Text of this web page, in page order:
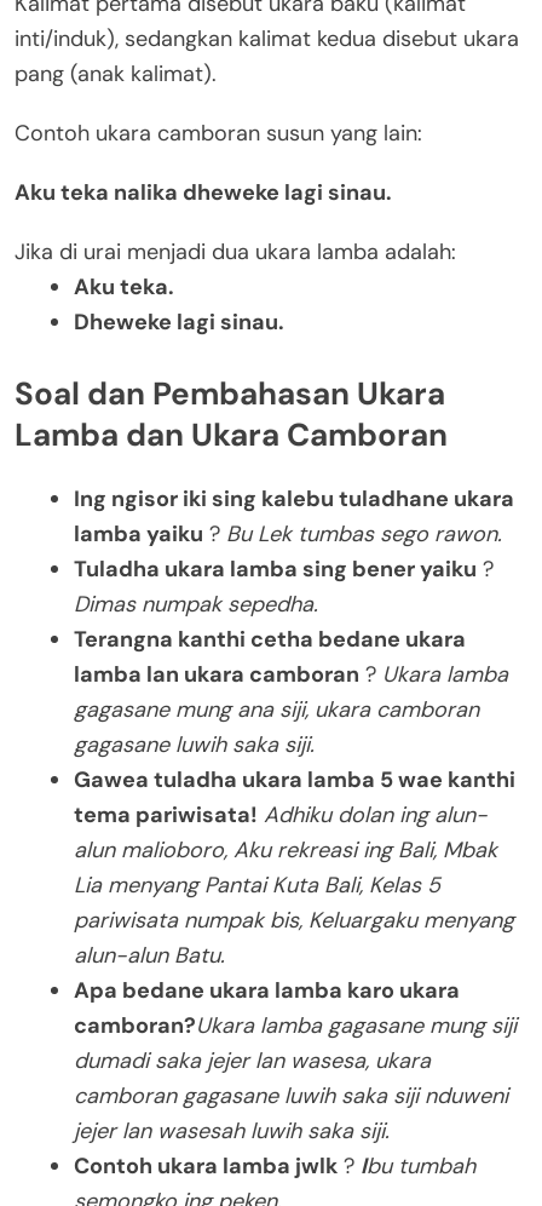
inti/induk), sedangkan kalimat kedua disebut ukara
pang (anak kalimat).
Contoh ukara camboran susun yang lain:
Aku teka nalika dheweke lagi sinau.
Jika di urai menjadi dua ukara lamba adalah:
Aku teka.
Dheweke lagi sinau.
Soal dan Pembahasan Ukara
Lamba dan Ukara Camboran
Ing ngisor iki sing kalebu tuladhane ukara
lamba yaiku ? Bu Lek tumbas sego rawon.
Tuladha ukara lamba sing bener yaiku ?
Dimas numpak sepedha.
Terangna kanthi cetha bedane ukara
lamba lan ukara camboran ? Ukara lamba
gagasane mung ana siji, ukara camboran
gagasane luwih saka siji.
Gawea tuladha ukara lamba 5 wae kanthi
tema pariwisata! Adhiku dolan ing alun-
alun malioboro, Aku rekreasi ing Bali, Mbak
Lia menyang Pantai Kuta Bali, Kelas 5
pariwisata numpak bis, Keluargaku menyang
alun-alun Batu.
Apa bedane ukara lamba karo ukara
camboran?Ukara lamba gagasane mung siji
dumadi saka jejer lan wasesa, ukara
camboran gagasane luwih saka siji nduweni
jejer lan wasesah luwih saka siji.
Contoh ukara lamba jwlk ? Ibu tumbah